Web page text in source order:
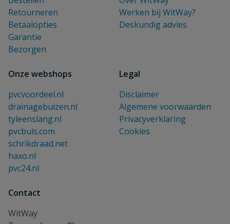
Retourneren
Betaalopties
Garantie
Bezorgen
Werken bij WitWay?
Deskundig advies
Onze webshops
pvcvoordeel.nl
drainagebuizen.nl
tyleenslang.nl
pvcbuis.com
schrikdraad.net
haxo.nl
pvc24.nl
Legal
Disclaimer
Algemene voorwaarden
Privacyverklaring
Cookies
Contact
WitWay